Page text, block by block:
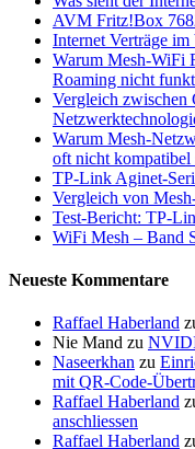
AVM Fritz!Box
Internet Verträge im
Warum Mesh-WiFi
Roaming nicht
Vergleich
Warum Mesh-
oft nicht kompatibel
TP-Link Aginet-
Vergleich von
Test-Bericht: TP-
WiFi Mesh – Band
Neueste Kommentare
Raffael Haberland
Nie Mand zu
Naseerkhan zu
mit QR-Code-
Raffael Haberland
anschliessen
Raffael Haberland